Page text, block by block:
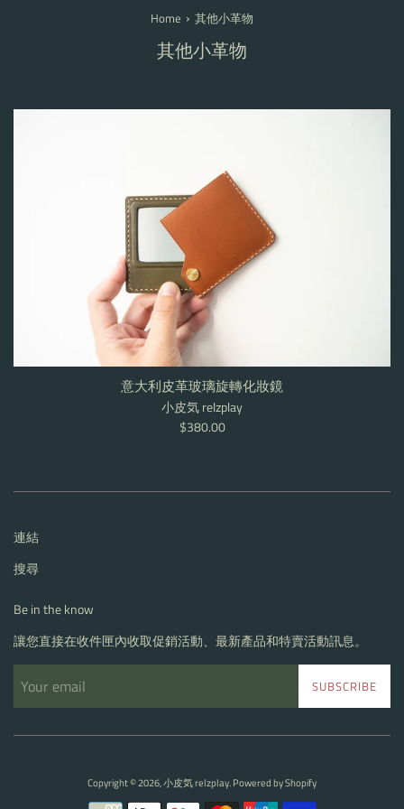
Home › 其他小革物
其他小革物
意大利皮革玻璃旋轉化妝鏡
小皮気 relzplay
Regular
$380.00
連結
搜尋
Be in the know
讓您直接在收件匣內收取促銷活動、最新產品和特賣活動訊息。
SUBSCRIBE
Copyright © 2026,小皮気 relzplay. Powered by Shopify